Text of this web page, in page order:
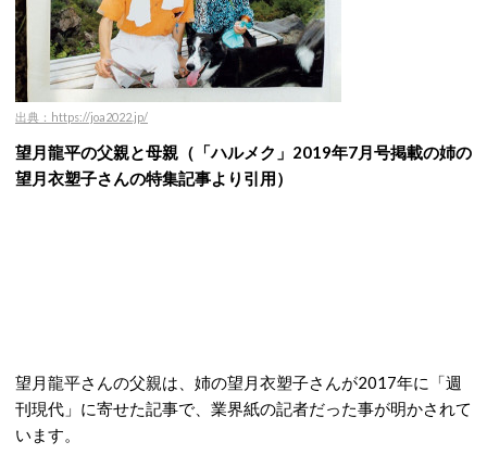
出典：https://joa2022.jp/
望月龍平の父親と母親（「ハルメク」2019年7月号掲載の姉の
望月衣塑子さんの特集記事より引用）
望月龍平さんの父親は、姉の望月衣塑子さんが2017年に「週
刊現代」に寄せた記事で、業界紙の記者だった事が明かされて
います。